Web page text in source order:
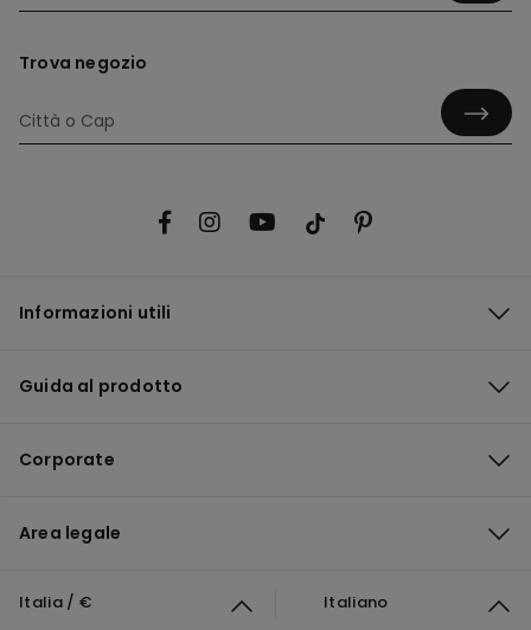
Trova negozio
Informazioni utili
Guida al prodotto
Corporate
Area legale
Italia / € Italiano